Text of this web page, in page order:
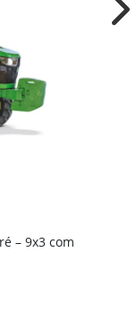
– 9x3 com